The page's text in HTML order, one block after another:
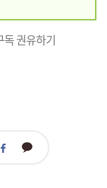
페 카